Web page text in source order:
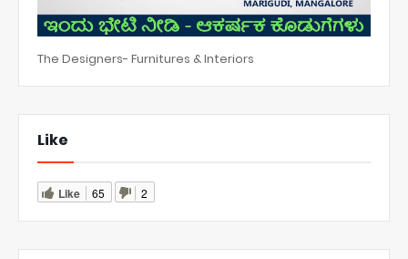
The Designers- Furnitures & Interiors
Like
Like 65 2